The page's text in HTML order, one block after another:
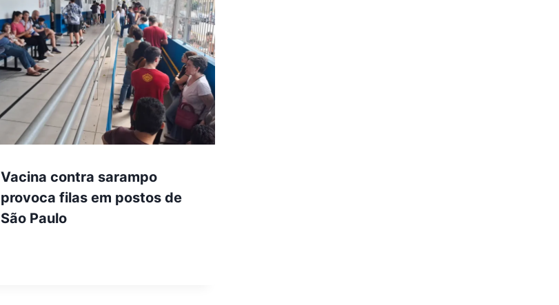
Vacina contra sarampo
provoca filas em postos de
São Paulo